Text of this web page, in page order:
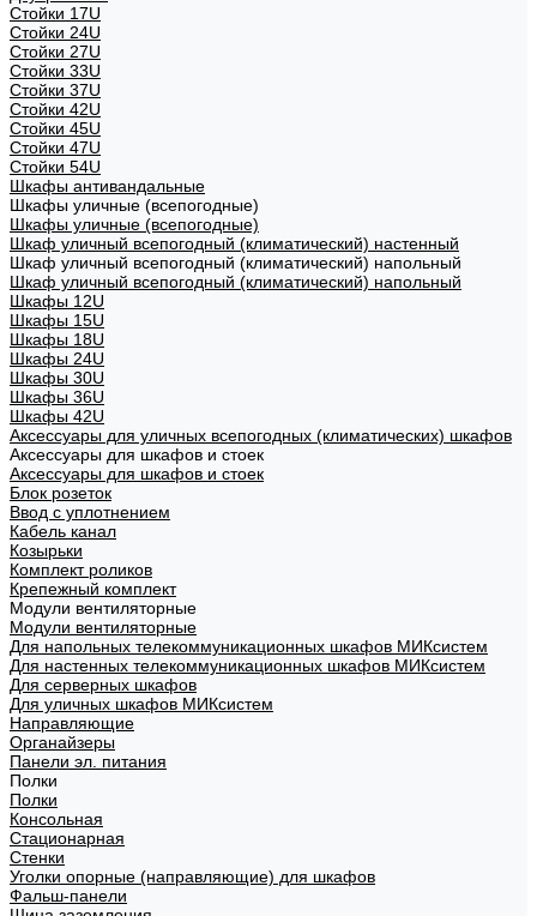
Стойки 17U
Стойки 24U
Стойки 27U
Стойки 33U
Стойки 37U
Стойки 42U
Стойки 45U
Стойки 47U
Стойки 54U
Шкафы антивандальные
Шкафы уличные (всепогодные)
Шкафы уличные (всепогодные)
Шкаф уличный всепогодный (климатический) настенный
Шкаф уличный всепогодный (климатический) напольный
Шкаф уличный всепогодный (климатический) напольный
Шкафы 12U
Шкафы 15U
Шкафы 18U
Шкафы 24U
Шкафы 30U
Шкафы 36U
Шкафы 42U
Аксессуары для уличных всепогодных (климатических) шкафов
Аксессуары для шкафов и стоек
Аксессуары для шкафов и стоек
Блок розеток
Ввод с уплотнением
Кабель канал
Козырьки
Комплект роликов
Крепежный комплект
Модули вентиляторные
Модули вентиляторные
Для напольных телекоммуникационных шкафов МИКсистем
Для настенных телекоммуникационных шкафов МИКсистем
Для серверных шкафов
Для уличных шкафов МИКсистем
Направляющие
Органайзеры
Панели эл. питания
Полки
Полки
Консольная
Стационарная
Стенки
Уголки опорные (направляющие) для шкафов
Фальш-панели